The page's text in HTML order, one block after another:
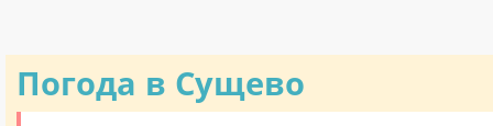
Погода в Сущево